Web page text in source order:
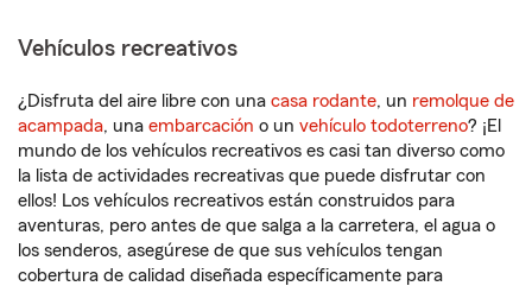
Vehículos recreativos
¿Disfruta del aire libre con una casa rodante, un remolque de
acampada, una embarcación o un vehículo todoterreno? ¡El
mundo de los vehículos recreativos es casi tan diverso como
la lista de actividades recreativas que puede disfrutar con
ellos! Los vehículos recreativos están construidos para
aventuras, pero antes de que salga a la carretera, el agua o
los senderos, asegúrese de que sus vehículos tengan
cobertura de calidad diseñada específicamente para